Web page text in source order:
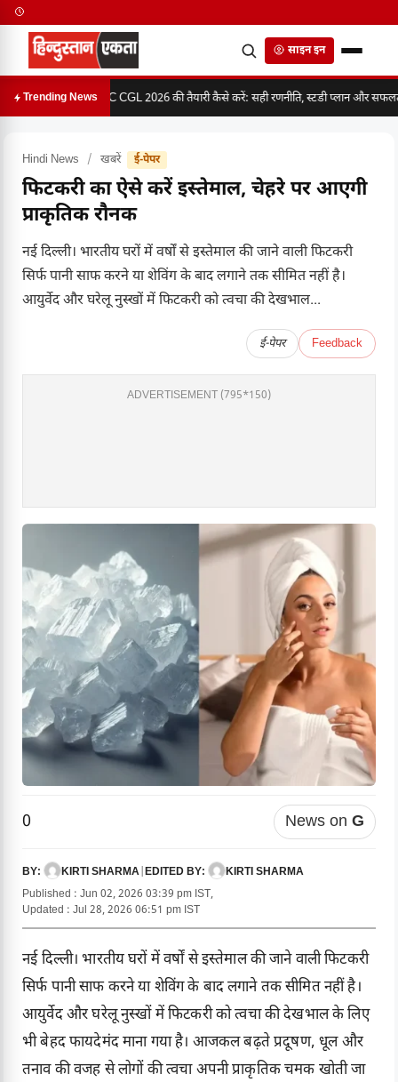
साइन इन
Trending NewsSSC CGL 2026 की तैयारी कैसे करें: सही रणनीति, स्टडी प्लान और
Hindi News / खबरें ई-पेपर
फिटकरी का ऐसे करें इस्तेमाल, चेहरे पर आएगी
प्राकृतिक रौनक
नई दिल्ली। भारतीय घरों में वर्षों से इस्तेमाल की जाने वाली फिटकरी
सिर्फ पानी साफ करने या शेविंग के बाद लगाने तक सीमित नहीं है।
आयुर्वेद और घरेलू नुस्खों में फिटकरी को त्वचा की देखभाल...
ई-पेपर Feedback
ADVERTISEMENT (795*150)
0 News on G
BY: KIRTI SHARMA EDITED BY:
KIRTI SHARMA
Published : Jun 02, 2026 03:39 pm IST,
Updated : Jul 28, 2026 06:51 pm IST
नई दिल्ली। भारतीय घरों में वर्षों से इस्तेमाल की जाने वाली फिटकरी
सिर्फ पानी साफ करने या शेविंग के बाद लगाने तक सीमित नहीं है।
आयुर्वेद और घरेलू नुस्खों में फिटकरी को त्वचा की देखभाल के लिए
भी बेहद फायदेमंद माना गया है। आजकल बढ़ते प्रदूषण, धूल और
तनाव की वजह से लोगों की त्वचा अपनी प्राकृतिक चमक खोती जा